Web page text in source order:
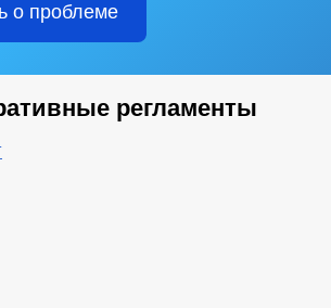
о проблеме
регламенты